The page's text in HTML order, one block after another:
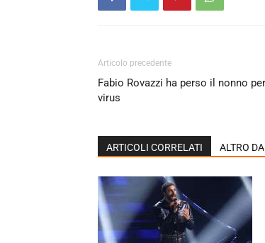
Articolo precedente
Fabio Rovazzi ha perso il nonno
virus
ARTICOLI CORRELATI ALTRO